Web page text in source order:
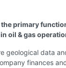
the primary
oil & gas
geological data
finances